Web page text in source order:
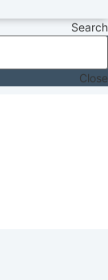
Search
Close